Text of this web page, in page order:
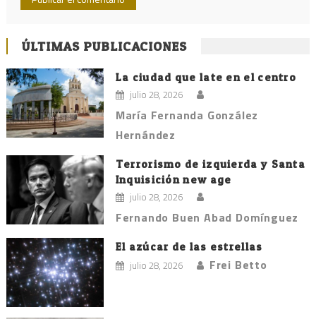
ÚLTIMAS PUBLICACIONES
La ciudad que late en el centro
julio 28, 2026
María Fernanda González
Hernández
Terrorismo de izquierda y Santa
Inquisición new age
julio 28, 2026
Fernando Buen Abad Domínguez
El azúcar de las estrellas
julio 28, 2026 Frei Betto